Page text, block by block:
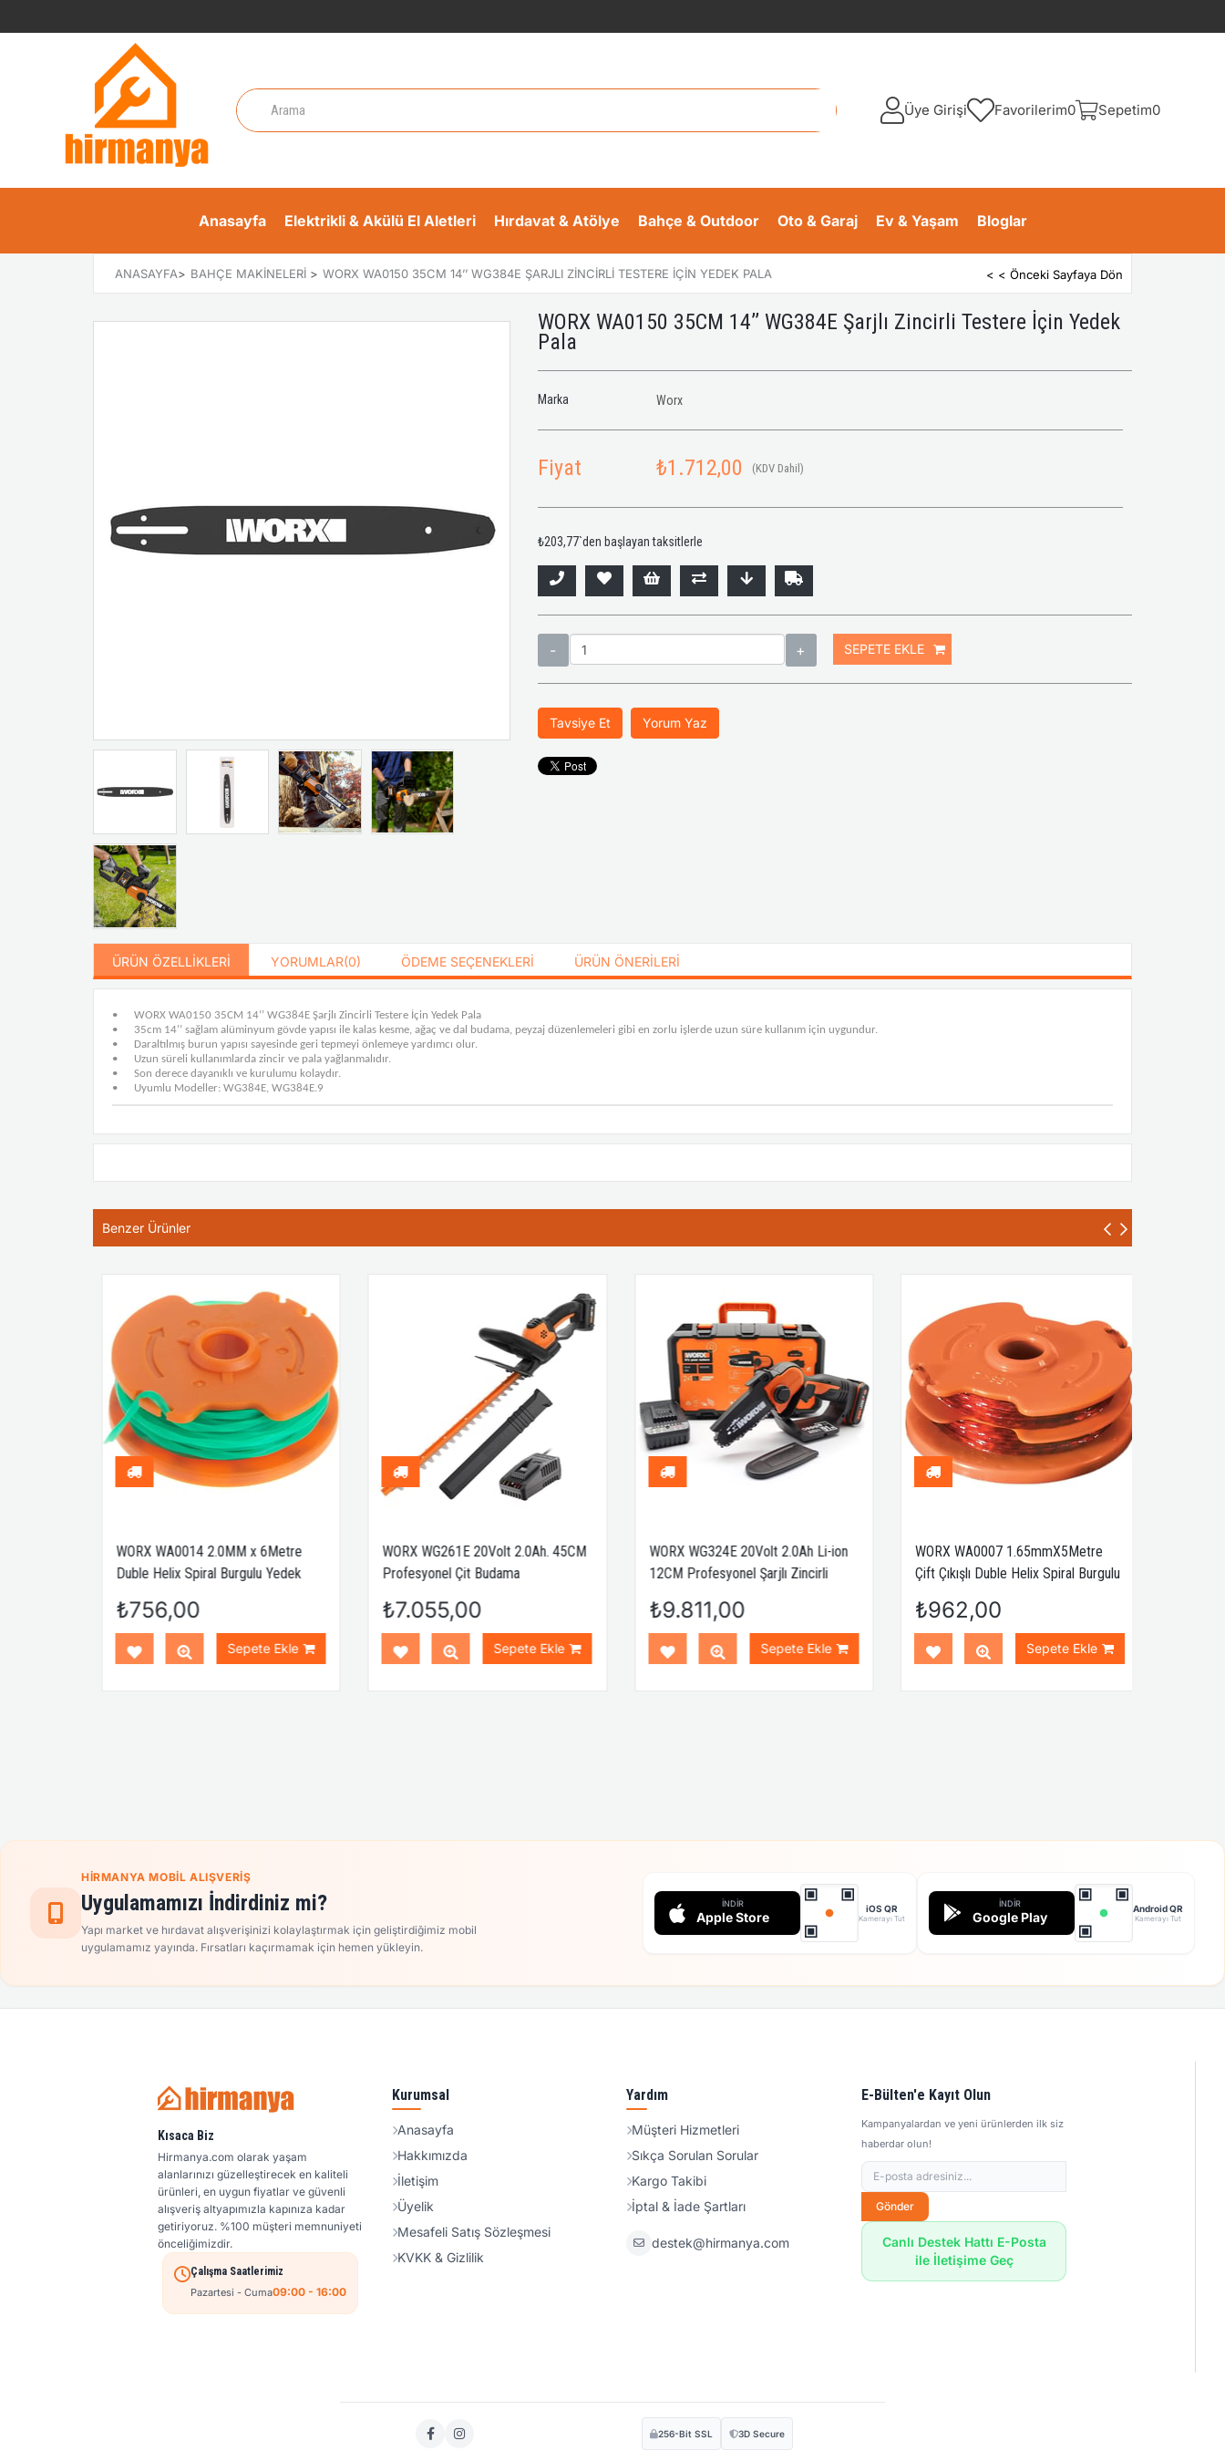
Üye Girişi Favorilerim0 Sepetim0
Anasayfa Elektrikli & Akülü El Aletleri Hırdavat & Atölye Bahçe & Outdoor Oto & Garaj Ev & Yaşam Bloglar
ANASAYFA> BAHÇE MAKINELERI > WORX WA0150 35CM 14’’ WG384E ŞARJLI ZINCIRLI TESTERE İÇIN YEDEK PALA < < Önceki Sayfaya Dön
WORX WA0150 35CM 14’’ WG384E Şarjlı Zincirli Testere İçin Yedek
Pala
Marka Worx
Fiyat ₺1.712,00 (KDV Dahil)
₺203,77`den başlayan taksitlerle
Tavsiye Et Yorum Yaz
ÜRÜN ÖZELLIKLERI YORUMLAR(0) ÖDEME SEÇENEKLERI ÜRÜN ÖNERILERI
•
WORX WA0150 35CM 14’’ WG384E Şarjlı Zincirli Testere İçin Yedek Pala
•
35cm 14’’ sağlam alüminyum gövde yapısı ile kalas kesme, ağaç ve dal budama, peyzaj düzenlemeleri gibi en zorlu işlerde uzun süre kullanım için uygundur.
•
Daraltılmış burun yapısı sayesinde geri tepmeyi önlemeye yardımcı olur.
•
Uzun süreli kullanımlarda zincir ve pala yağlanmalıdır.
•
Son derece dayanıklı ve kurulumu kolaydır.
•
Uyumlu Modeller: WG384E, WG384E.9
Benzer Ürünler
WORX WA0014 2.0MM x 6Metre
Duble Helix Spiral Burgulu Yedek
₺756,00
Sepete Ekle
WORX WG261E 20Volt 2.0Ah. 45CM
Profesyonel Çit Budama
₺7.055,00
Sepete Ekle
WORX WG324E 20Volt 2.0Ah Li-ion
12CM Profesyonel Şarjlı Zincirli
₺9.811,00
Sepete Ekle
WORX WA0007 1.65mmX5Metre
Çift Çıkışlı Duble Helix Spiral Burgulu
₺962,00
Sepete Ekle
HIRMANYA MOBIL ALIŞVERIŞ
Uygulamamızı İndirdiniz mi?
Yapı market ve hırdavat alışverişinizi kolaylaştırmak için geliştirdiğimiz mobil
uygulamamız yayında. Fırsatları kaçırmamak için hemen yükleyin.
İNDIR
Apple Store
iOS QR
Kamerayı Tut
İNDIR
Google Play
Android QR
Kamerayı Tut
Kısaca Biz
Hirmanya.com olarak yaşam
alanlarınızı güzelleştirecek en kaliteli
ürünleri, en uygun fiyatlar ve güvenli
alışveriş altyapımızla kapınıza kadar
getiriyoruz. %100 müşteri memnuniyeti
önceliğimizdir.
Çalışma Saatlerimiz
Pazartesi - Cuma09:00 - 16:00
Kurumsal
Anasayfa
Hakkımızda
İletişim
Üyelik
Mesafeli Satış Sözleşmesi
KVKK & Gizlilik
Yardım
Müşteri Hizmetleri
Sıkça Sorulan Sorular
Kargo Takibi
İptal & İade Şartları
destek@hirmanya.com
E-Bülten'e Kayıt Olun
Kampanyalardan ve yeni ürünlerden ilk siz
haberdar olun!
Gönder
Canlı Destek Hattı E-Posta
ile İletişime Geç
256-Bit SSL 3D Secure